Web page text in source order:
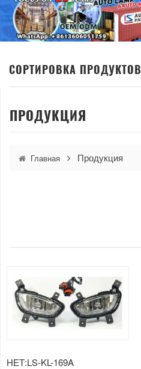
СОРТИРОВКА ПРОДУКТОВ
ПРОДУКЦИЯ
Главная Продукция
НЕТ:LS-KL-169A